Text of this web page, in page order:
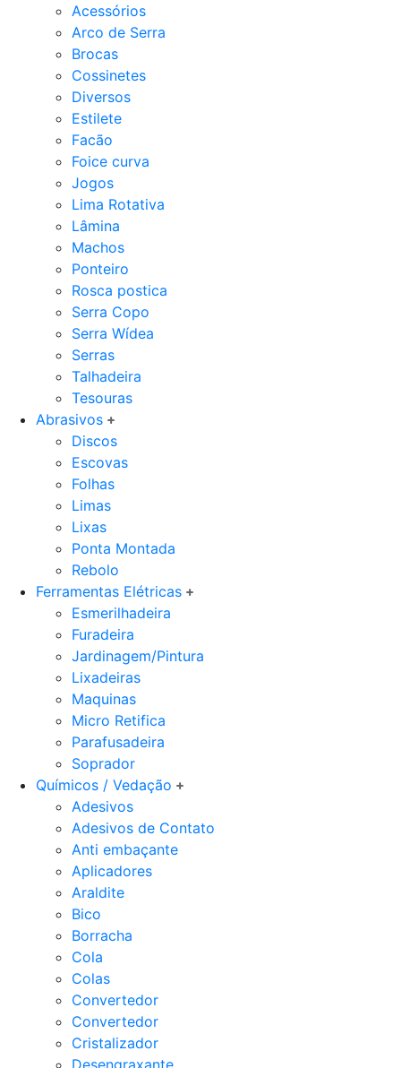
Acessórios
Arco de Serra
Brocas
Cossinetes
Diversos
Estilete
Facão
Foice curva
Jogos
Lima Rotativa
Lâmina
Machos
Ponteiro
Rosca postica
Serra Copo
Serra Wídea
Serras
Talhadeira
Tesouras
Abrasivos
Discos
Escovas
Folhas
Limas
Lixas
Ponta Montada
Rebolo
Ferramentas Elétricas
Esmerilhadeira
Furadeira
Jardinagem/Pintura
Lixadeiras
Maquinas
Micro Retifica
Parafusadeira
Soprador
Químicos / Vedação
Adesivos
Adesivos de Contato
Anti embaçante
Aplicadores
Araldite
Bico
Borracha
Cola
Colas
Convertedor
Convertedor
Cristalizador